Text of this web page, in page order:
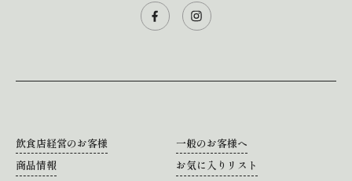
飲食店経営のお客様
一般のお客様へ
商品情報
お気に入りリスト